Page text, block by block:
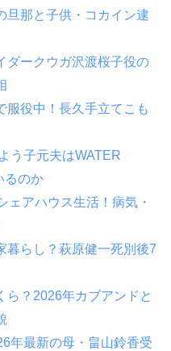
旦那と子供・コカイン逮
ダークウガ沢渡桜子役の
服役中！長久手立てこも
う子元夫はWATER
るのか
ェアハウス生活！病気・
暮らし？萩原健一死別後7
ら？2026年カブアンドと
年最新の母・畠山鈴香受